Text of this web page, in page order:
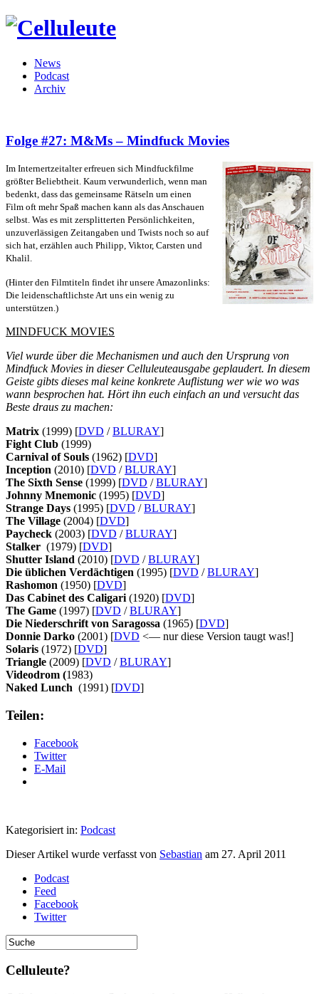
News
Podcast
Archiv
Folge #27: M&Ms – Mindfuck Movies
Im Internertzeitalter erfreuen sich Mindfuckfilme
größter Beliebtheit. Kaum verwunderlich, wenn man
bedenkt, dass das gemeinsame Rätseln um einen
Film oft mehr Spaß machen kann als das Anschauen
selbst. Was es mit zersplitterten Persönlichkeiten,
unzuverlässigen Zeitangaben und Twists noch so auf
sich hat, erzählen auch Philipp, Viktor, Carsten und
Khalil.
(Hinter den Filmtiteln findet ihr unsere Amazonlinks:
Die leidenschaftlichste Art uns ein wenig zu
unterstützen.)
MINDFUCK MOVIES
Viel wurde über die Mechanismen und auch den Ursprung von
Mindfuck Movies in dieser Celluleuteausgabe geplaudert. In diesem
Geiste gibts dieses mal keine konkrete Auflistung wer wie wo was
wann besprochen hat. Hört ihn euch einfach an und versucht das
Beste draus zu machen:
Matrix (1999) [DVD /BLURAY]
Fight Club (1999)
Carnival of Souls (1962) [DVD]
Inception (2010) [DVD /BLURAY]
The Sixth Sense (1999) [DVD /BLURAY]
Johnny Mnemonic (1995) [DVD]
Strange Days (1995) [DVD /BLURAY]
The Village (2004) [DVD]
Paycheck (2003) [DVD /BLURAY]
Stalker (1979) [DVD]
Shutter Island (2010) [DVD /BLURAY]
Die üblichen Verdächtigen (1995) [DVD /BLURAY]
Rashomon (1950) [DVD]
Das Cabinet des Caligari (1920) [DVD]
The Game (1997) [DVD /BLURAY]
Die Niederschrift von Saragossa (1965) [DVD]
Donnie Darko (2001) [DVD <— nur diese Version taugt was!]
Solaris (1972) [DVD]
Triangle (2009) [DVD /BLURAY]
Videodrom (1983)
Naked Lunch (1991) [DVD]
Teilen:
Facebook
Twitter
E-Mail
Kategorisiert in: Podcast
Dieser Artikel wurde verfasst von Sebastian am 27. April 2011
Podcast
Feed
Facebook
Twitter
Celluleute?